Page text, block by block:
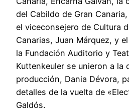
del Cabildo de Gran
el viceconsejero de Cultura
Canarias, Juan Márquez, y
la Fundación Auditorio y
Kuttenkeuler se unieron a la
producción, Dania Dévora,
detalles de la vuelta de
Galdós.